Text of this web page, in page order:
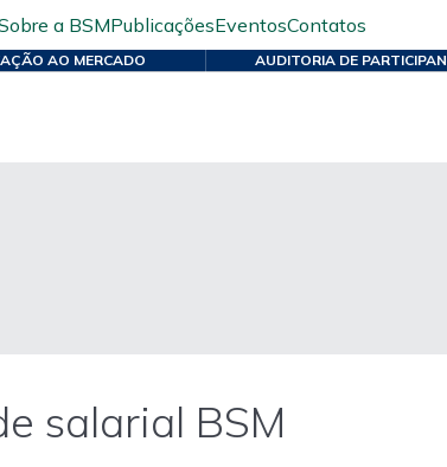
a BSMPublicaçõesEventosContatos
AO MERCADO AUDITORIA DE
salarial BSM